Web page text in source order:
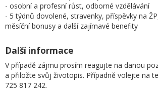
- osobní a profesní růst, odborné vzdělávání
- 5 týdnů dovolené, stravenky, příspěvky na
měsíční bonusy a další zajímavé benefity
Další informace
V případě zájmu prosím reagujte na danou
a přiložte svůj životopis. Případně volejte na
725 817 242.